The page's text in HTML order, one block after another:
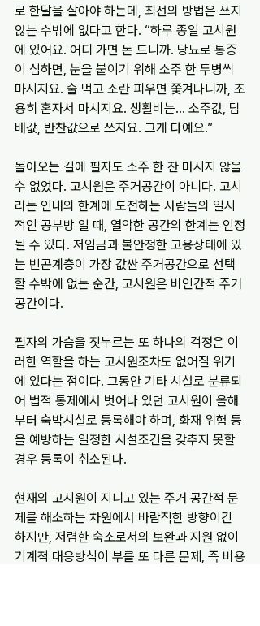
로 한달을 살아야 하는데, 최선의 방법은 쓰지
않는 수밖에 없다고 한다. “하루 종일 고시원
에 있어요. 어디 가면 돈 드니까. 당뇨로 통증
이 심하면, 눈을 붙이기 위해 소주 한 두병씩
마시지요. 술 먹고 소란 피우면 쫓겨나니까, 조
용히 혼자서 마시지요. 생활비는... 소주값, 담
배값, 반찬값으로 쓰지요. 그게 다예요.”
돌아오는 길에 필자도 소주 한 잔 마시지 않을
수 없었다. 고시원은 주거공간이 아니다. 고시
라는 인내의 한계에 도전하는 사람들의 일시
적인 공부방 일 때, 열악한 공간의 한계는 인정
될 수 있다. 저임금과 불안정한 고용상태에 있
는 빈곤계층이 가장 값싼 주거공간으로 선택
할 수밖에 없는 순간, 고시원은 비인간적 주거
공간이다.
필자의 가슴을 짓누르는 또 하나의 걱정은 이
러한 역할을 하는 고시원조차도 없어질 위기
에 있다는 점이다. 그동안 기타 시설로 분류되
어 법적 통제에서 벗어나 있던 고시원이 올해
부터 숙박시설로 등록해야 하며, 화재 위험 등
을 예방하는 일정한 시설조건을 갖추지 못할
경우 등록이 취소된다.
현재의 고시원이 지니고 있는 주거 공간적 문
제를 해소하는 차원에서 바람직한 방향이긴
하지만, 저렴한 숙소로서의 보완과 지원 없이
기계적 대응방식이 부를 또 다른 문제, 즉 비용